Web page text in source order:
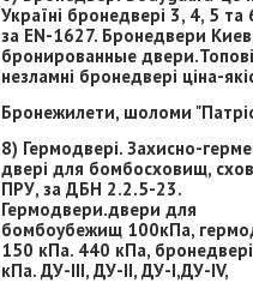
Україні бронедвері 3, 4, 5 та
за EN-1627. Бронедвери
бронированные двери.Топові
незламні бронедвері ціна-
Бронежилети, шоломи
8) Гермодвері. Захисно-
двері для бомбосховищ,
ПРУ, за ДБН 2.2.5-23.
Гермодвери.двери для
бомбоубежищ 100кПа,
150 кПа. 440 кПа,
кПа. ДУ-ІІІ, ДУ-ІІ, ДУ-І,ДУ-ІV,